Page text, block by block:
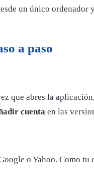
un único
a paso
que abres la
cuenta en las
o Yahoo. Como